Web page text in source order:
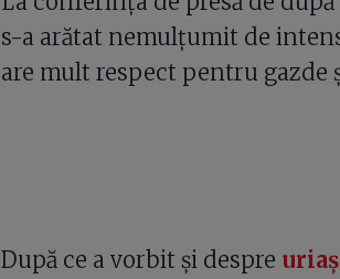
s-a arătat nemulțumit de
are mult respect pentru gazde
După ce a vorbit și despre